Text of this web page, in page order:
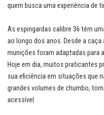
quem busca uma experiência de
As espingardas calibre 36 têm
ao longo dos anos. Desde a
munições foram adaptadas para
Hoje em dia, muitos praticantes
sua eficiência em situações que
grandes volumes de chumbo,
acessível.